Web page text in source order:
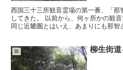
西国三十三所観音霊場の第一番、「那
してきた。 以前から、何ヶ所かの観
同じ近畿圏とはいえ、あまりにも那智
旅 柳生街